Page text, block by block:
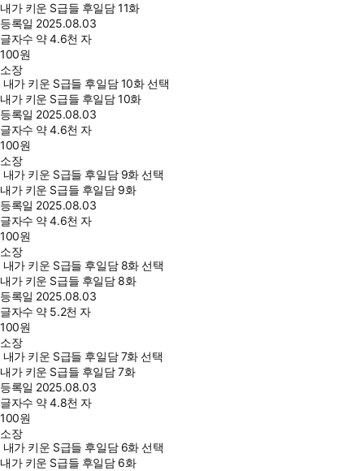
내가 키운 S급들 후일담 11화
등록일 2025.08.03
글자수 약 4.6천 자
100원
소장
내가 키운 S급들 후일담 10화 선택
내가 키운 S급들 후일담 10화
등록일 2025.08.03
글자수 약 4.6천 자
100원
소장
내가 키운 S급들 후일담 9화 선택
내가 키운 S급들 후일담 9화
등록일 2025.08.03
글자수 약 4.6천 자
100원
소장
내가 키운 S급들 후일담 8화 선택
내가 키운 S급들 후일담 8화
등록일 2025.08.03
글자수 약 5.2천 자
100원
소장
내가 키운 S급들 후일담 7화 선택
내가 키운 S급들 후일담 7화
등록일 2025.08.03
글자수 약 4.8천 자
100원
소장
내가 키운 S급들 후일담 6화 선택
내가 키운 S급들 후일담 6화